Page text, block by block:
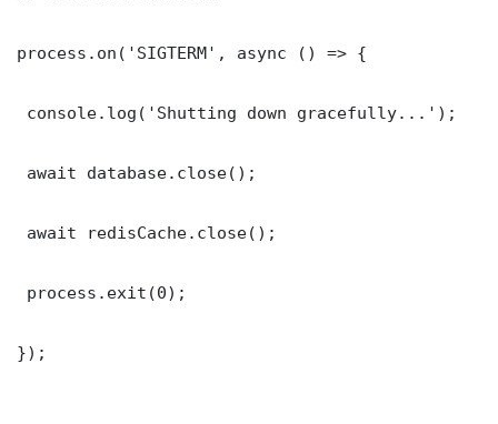
process.on('SIGTERM', async () => {
console.log('Shutting down gracefully...');
await database.close();
await redisCache.close();
process.exit(0);
});